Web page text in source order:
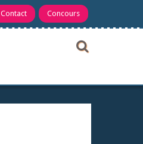
Contact Concours